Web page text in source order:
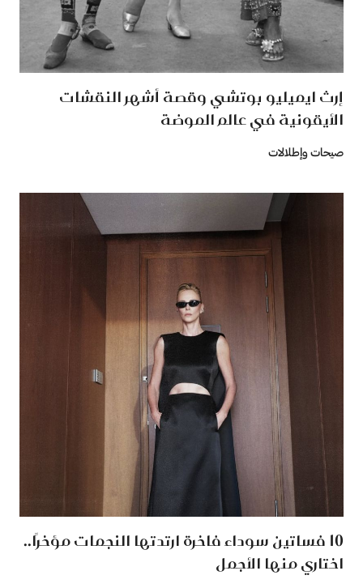
إرث ايميليو بوتشي وقصة أشهر النقشات
الأيقونية في عالم الموضة
صيحات وإطلالات
10 فساتين سوداء فاخرة ارتدتها النجمات مؤخرًا..
اختاري منها الأجمل